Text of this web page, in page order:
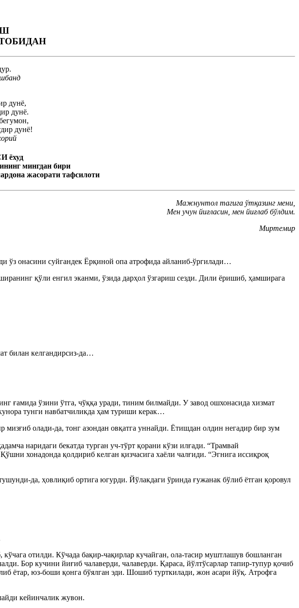
дунё,
дунё.
дунё!
ёхуд
мингдан бири
жасорати тафсилоти
Мажнунтол тагига ўтқазинг мени,
Мен учун йиғласин, мен йиғлаб бўлдим.
Миртемир
онасини суйгандек Ёрқиной опа атрофида айланиб-ўргилади…
қўли енгил эканми, ўзида дарҳол ўзгариш сезди. Дили ёришиб, ҳамширага
билан келгандирсиз-да…
ғамида ўзини ўтга, чўққа уради, тиним билмайди. У завод ошхонасида хизмат
тунги навбатчиликда ҳам туриши керак…
олади-да, тонг азондан овқатга уннайди. Ётишдан олдин негадир бир зум
наридаги бекатда турган уч-тўрт қорани кўзи илғади. “Трамвай
хонадонда қолдириб келган қизчасига хаёли чалғиди. “Эгнига иссиқроқ
да, ҳовлиқиб ортига югурди. Йўлакдаги ўринда ғужанак бўлиб ётган қоровул
отилди. Кўчада бақир-чақирлар кучайган, ола-тасир муштлашув бошланган
Бор кучини йиғиб чалаверди, чалаверди. Қараса, йўлтўсарлар тапир-тупур қочиб
ётар, юз-боши қонга бўялган эди. Шошиб турткилади, жон асари йўқ. Атрофга
кейинчалик жувон.